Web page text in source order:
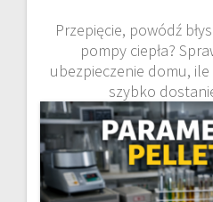
Przepięcie, powódź
pompy ciepła?
ubezpieczenie domu,
szybko